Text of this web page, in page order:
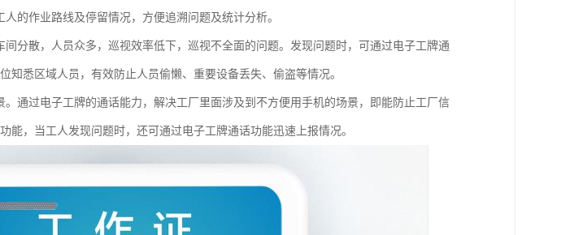
的作业路线及停留情况，方便追溯问题及统计分析。
分散，人员众多，巡视效率低下，巡视不全面的问题。发现问题时，可通过电子工牌通
知悉区域人员，有效防止人员偷懒、重要设备丢失、偷盗等情况。
通过电子工牌的通话能力，解决工厂里面涉及到不方便用手机的场景，即能防止工厂信
能，当工人发现问题时，还可通过电子工牌通话功能迅速上报情况。